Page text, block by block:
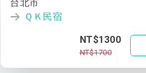
台北市
ＱＫ民宿
NT$1300
NT$1700